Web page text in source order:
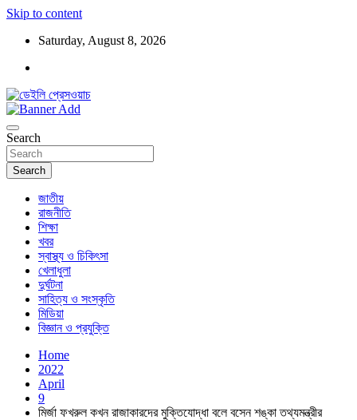
Skip to content
Saturday, August 8, 2026
ডেইলি প্রেসওয়াচ
Search
Search
জাতীয়
রাজনীতি
শিক্ষা
খবর
স্বাস্থ্য ও চিকিৎসা
খেলাধুলা
দুর্ঘটনা
সাহিত্য ও সংস্কৃতি
মিডিয়া
বিজ্ঞান ও প্রযুক্তি
Home
2022
April
9
মির্জা ফখরুল কখন রাজাকারদের মুক্তিযোদ্ধা বলে বসেন শঙ্কা তথ্যমন্ত্রীর